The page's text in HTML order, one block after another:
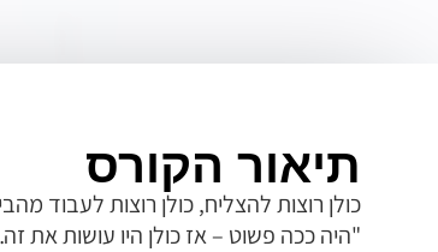
תיאור הקורס
כולן רוצות להצליח, כולן רוצות לעבוד
"היה ככה פשוט – אז כולן היו עושות את